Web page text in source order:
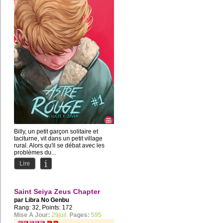
Billy, un petit garçon solitaire et
taciturne, vit dans un petit village
rural. Alors qu'il se débat avec les
problèmes du...
Lire
Saint Seiya Zeus Chapter
par Libra No Genbu
Rang: 32, Points: 172
Mise À Jour: 29juil. Pages: 595